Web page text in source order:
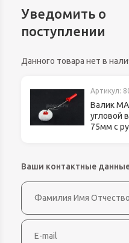
Уведомить о
поступлении
Данного товара нет в
Артикул:
Валик
угловой
75мм с
Ваши контактные